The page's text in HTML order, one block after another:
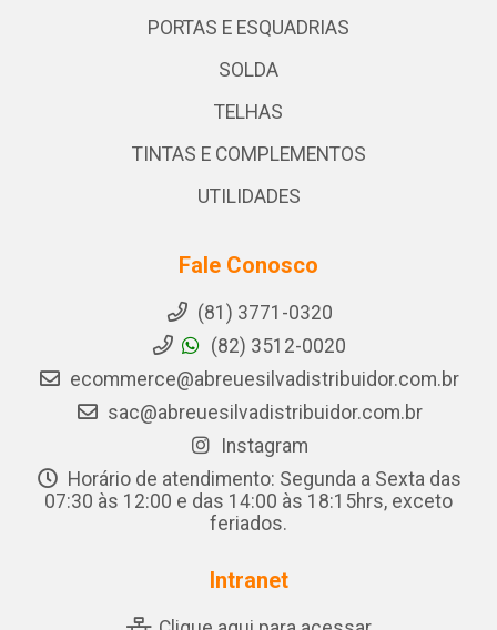
PORTAS E ESQUADRIAS
SOLDA
TELHAS
TINTAS E COMPLEMENTOS
UTILIDADES
Fale Conosco
(81) 3771-0320
(82) 3512-0020
ecommerce@abreuesilvadistribuidor.com.br
sac@abreuesilvadistribuidor.com.br
Instagram
Horário de atendimento: Segunda a Sexta das
07:30 às 12:00 e das 14:00 às 18:15hrs, exceto
feriados.
Intranet